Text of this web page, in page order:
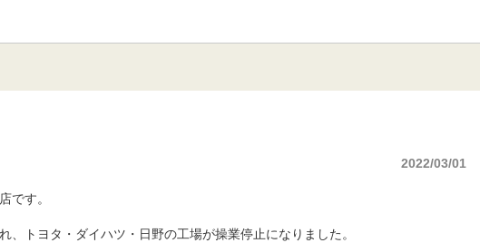
2022/03/01
です。
、トヨタ・ダイハツ・日野の工場が操業停止になりました。